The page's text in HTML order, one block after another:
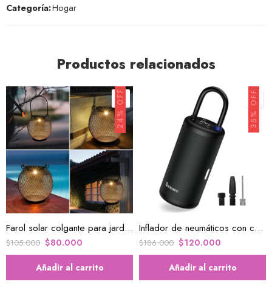
Categoría:Hogar
Productos relacionados
24% OFF
Farol solar colgante para jardín X 2 U
$105.000 $80.000
Añadir al carrito
35% OFF
Inflador de neumáticos con compresor de aire portátil
$186.000 $120.000
Añadir al carrito